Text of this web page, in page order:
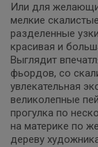
Или для
мелкие
разделенные
красивая и
Выглядит
фьордов, со
увлекательная
великолепные
прогулка по
на материке по
дереву